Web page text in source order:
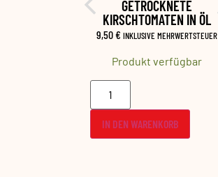
GETROCKNETE
KIRSCHTOMATEN IN ÖL
9,50€ INKLUSIVE MEHRWERTSTEUER
Produkt verfügbar
IN DEN WARENKORB